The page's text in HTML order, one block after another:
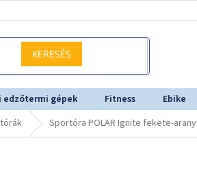
KERESÉS
edzőtermi gépek Fitness Ebike
Sportóra POLAR Ignite fekete-arany